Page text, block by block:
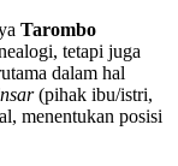
Tarombo
tetapi juga
dalam hal
(pihak ibu/istri,
menentukan posisi